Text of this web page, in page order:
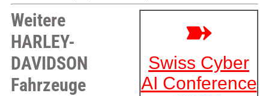
Weitere
HARLEY-
DAVIDSON
Fahrzeuge